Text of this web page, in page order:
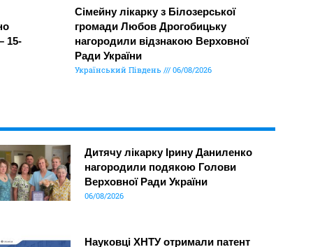
15-
Сімейну лікарку з Білозерської
громади Любов Дрогобицьку
нагородили відзнакою Верховної
Ради України
Український Південь 06/08/2026
Дитячу лікарку Ірину Даниленко
нагородили подякою Голови
Верховної Ради України
06/08/2026
Науковці ХНТУ отримали патент